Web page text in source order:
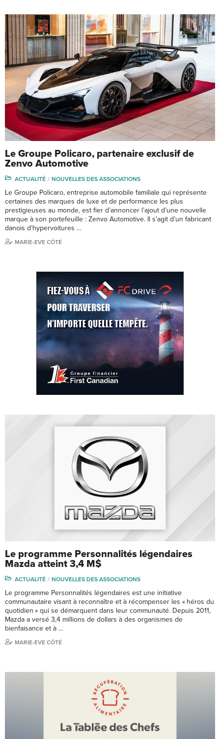
Le Groupe Policaro, partenaire exclusif de
Zenvo Automotive
ACTUALITÉ NOUVELLES DES ASSOCIATIONS
Le Groupe Policaro, entreprise automobile familiale qui représente
certaines des marques de luxe et de performance les plus
prestigieuses au monde, est fier d’annoncer l’ajout d’une nouvelle
marque à son portefeuille : Zenvo Automotive. Il s’agit d’un fabricant
danois d’hypervoitures …
MARIE-EVE CÔTÉ
Le programme Personnalités légendaires
Mazda atteint 3,4 M$
ACTUALITÉ NOUVELLES DES ASSOCIATIONS
Le programme Personnalités légendaires est une initiative
communautaire visant à reconnaître et à récompenser les « héros du
quotidien » qui se démarquent dans leur communauté. Depuis 2011,
Mazda a versé 3,4 millions de dollars à des organismes de
bienfaisance et à …
MARIE-EVE CÔTÉ